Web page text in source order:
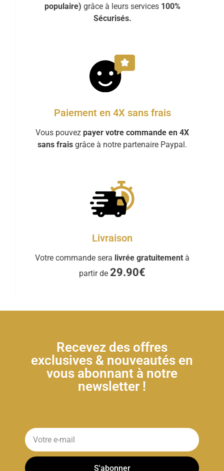
populaire) grâce à leurs services 100%
Sécurisés.
Paiement en 4X sans frais
Vous pouvez payer votre commande en 4X
sans frais grâce à notre partenaire Paypal.
Livraison
Votre commande sera livrée gratuitement à
partir de 29.90€
Recevez des offres
exclusives & nouveautés en
vous abonnant à notre
newsletter !
S'abonner